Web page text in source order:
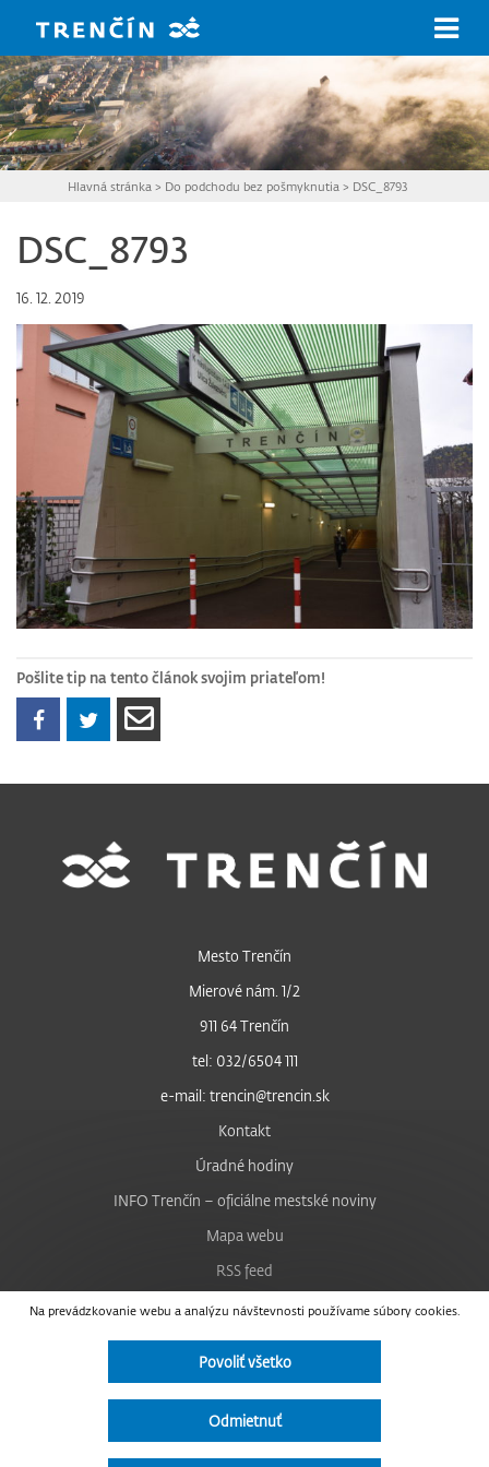
Hlavná stránka > Do podchodu bez pošmyknutia > DSC_8793
DSC_8793
16. 12. 2019
Pošlite tip na tento článok svojim priateľom!
Na prevádzkovanie webu a analýzu návštevnosti používame súbory cookies.
Povoliť všetko
Odmietnuť
Mesto Trenčín
Mierové nám. 1/2
911 64 Trenčín
tel: 032/6504 111
e-mail: trencin@trencin.sk
Kontakt
Úradné hodiny
INFO Trenčín – oficiálne mestské noviny
Mapa webu
RSS feed
Nastavenie cookies
Facebook
Instagram
Vyhlásenie o prístupnosti